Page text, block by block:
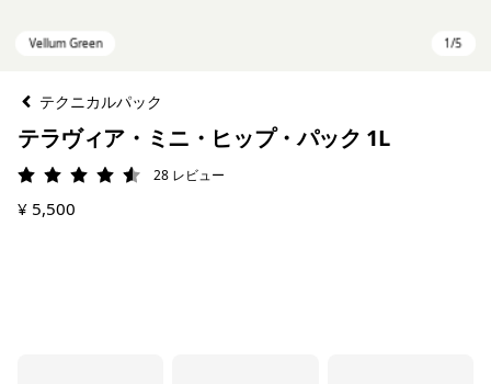
テクニカルパック
テラヴィア・ミニ・ヒップ・パック 1L
評価: 4.6 / 5
28 レビュー
¥ 5,500